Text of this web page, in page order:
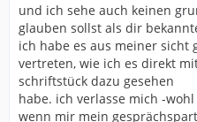
und ich sehe auch keinen
glauben sollst als dir
ich habe es aus meiner sicht
vertreten, wie ich es direkt
schriftstück dazu gesehen
habe. ich verlasse mich -
wenn mir mein